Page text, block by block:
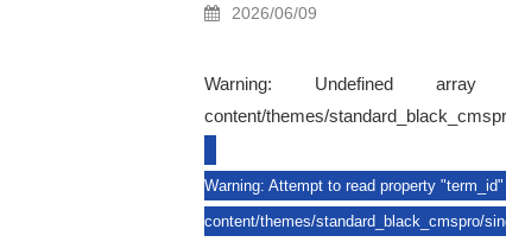
2026/06/09
Warning: Undefined
content/themes/
Warning: Attempt to read property
content/themes/standard_black_cmspro/